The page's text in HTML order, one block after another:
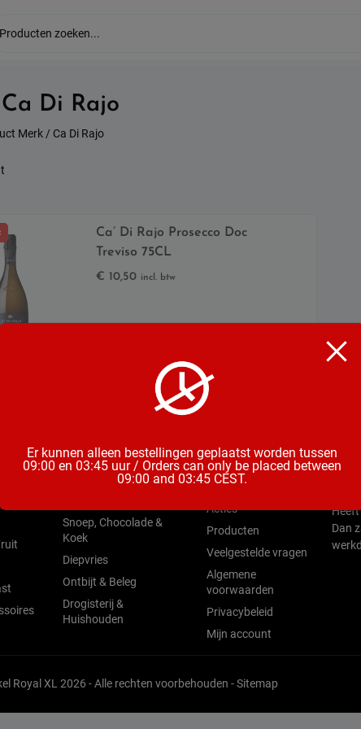
Ca Di Rajo
Merk / Ca Di Rajo
Ca’ Di Rajo Prosecco Doc
Treviso 75CL
€ 10,50 incl. btw
Mix & Aperitieven
Snoep, Chocolade &
Koek
Diepvries
Ontbijt & Beleg
Drogisterij &
Huishouden
Home
Nieuw
Acties
Producten
Veelgestelde vragen
Algemene
voorwaarden
Privacybeleid
Mijn account
Zo t/
Vrij
Dan
Royal XL 2026 - Alle rechten voorbehouden -Sitemap
Er kunnen alleen bestellingen geplaatst worden tussen
09:00 en 03:45 uur / Orders can only be placed between
09:00 and 03:45 CEST.